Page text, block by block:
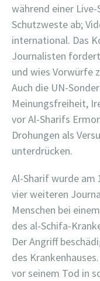
während einer
Schutzweste ab;
international. Das
Journalisten
und wies Vorwürfe
Auch die UN-
Meinungsfreiheit,
vor Al-Sharifs
Drohungen als
unterdrücken.
Al-Sharif wurde am
vier weiteren
Menschen bei
des al-Schifa-
Der Angriff
des
vor seinem Tod in